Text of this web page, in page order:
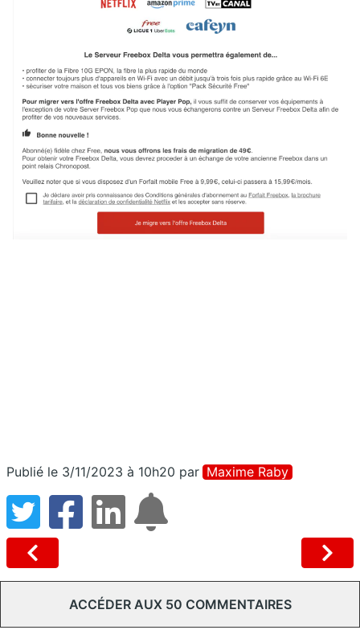
Publié le 3/11/2023 à 10h20 par Maxime Raby
ACCÉDER AUX 50 COMMENTAIRES